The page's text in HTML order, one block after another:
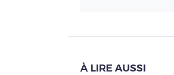
À LIRE AUSSI